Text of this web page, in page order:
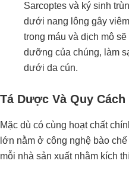
Sarcoptes và ký sinh
dưới nang lông gây
trong máu và dịch mô
dưỡng của chúng, làm
dưới da cún.
Tá Dược Và Quy
Mặc dù có cùng hoạt chất
lớn nằm ở công nghệ bào
mỗi nhà sản xuất nhằm kích